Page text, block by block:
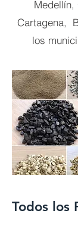
Medellín,
Cartagena,
los
Todos los